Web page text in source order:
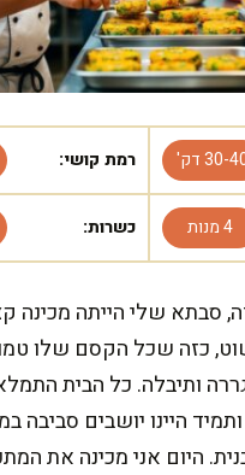
40 דק' רמת קושי:
4 מנות כשרות:
סבתא שלי הייתה מכינה
כזה שכל הקסם שלו
ותיבלה. כל הבית
היינו יושבים סביבה
היום אני מכינה את